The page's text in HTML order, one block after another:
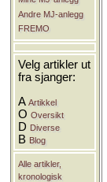
Andre MJ-anlegg
FREMO
Velg artikler ut
fra sjanger:
AArtikkel
OOversikt
D Diverse
B Blog
Alle artikler,
kronologisk